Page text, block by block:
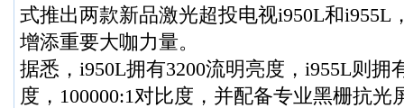
式推出两款新品激光超投电视i950L和i955L
增添重要大咖力量。
据悉，i950L拥有3200流明亮度，i955L则拥
度，100000:1对比度，并配备专业黑栅抗光